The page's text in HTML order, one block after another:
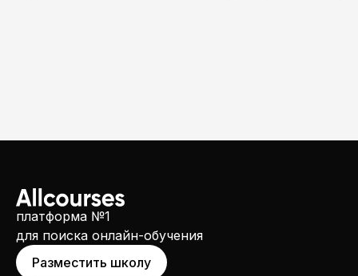
платформа №1
для поиска онлайн-обучения
Разместить школу